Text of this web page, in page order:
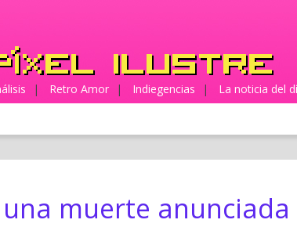
| Retro Amor | Indiegencias | La noticia del
muerte anunciada